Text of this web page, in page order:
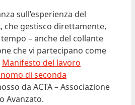
sull’esperienza del
che gestisco direttamente,
– anche del collante
che vi partecipano come
Manifesto del lavoro
di seconda
da ACTA – Associazione
Avanzato.